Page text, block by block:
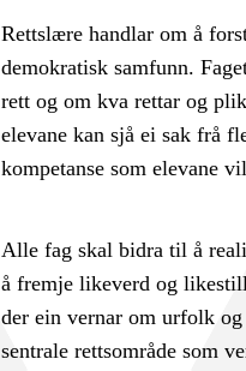
Rettslære handlar om å
demokratisk samfunn.
rett og om kva rettar og
elevane kan sjå ei sak frå
kompetanse som elevane
Alle fag skal bidra til å
å fremje likeverd og
der ein vernar om urfolk
sentrale rettsområde som